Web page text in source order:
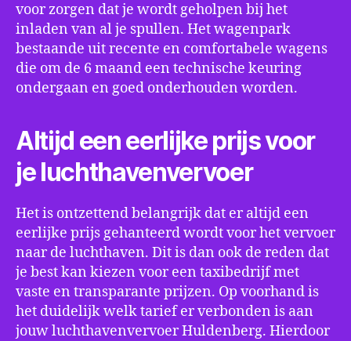
voor zorgen dat je wordt geholpen bij het
inladen van al je spullen. Het wagenpark
bestaande uit recente en comfortabele wagens
die om de 6 maand een technische keuring
ondergaan en goed onderhouden worden.
Altijd een eerlijke prijs voor
je luchthavenvervoer
Het is ontzettend belangrijk dat er altijd een
eerlijke prijs gehanteerd wordt voor het vervoer
naar de luchthaven. Dit is dan ook de reden dat
je best kan kiezen voor een taxibedrijf met
vaste en transparante prijzen. Op voorhand is
het duidelijk welk tarief er verbonden is aan
jouw luchthavenvervoer Huldenberg. Hierdoor